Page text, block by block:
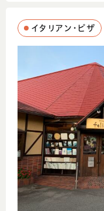
イタリアン・ピザ